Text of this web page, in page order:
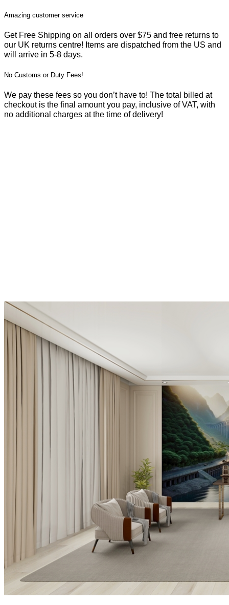
Amazing customer service
Get Free Shipping on all orders over $75 and free returns to
our UK returns centre! Items are dispatched from the US and
will arrive in 5-8 days.
No Customs or Duty Fees!
We pay these fees so you don’t have to! The total billed at
checkout is the final amount you pay, inclusive of VAT, with
no additional charges at the time of delivery!